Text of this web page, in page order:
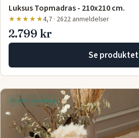
Luksus Topmadras - 210x210 cm.
★★★★★4,7 · 2622 anmeldelser
2.799 kr
Se produktet
Gratis levering